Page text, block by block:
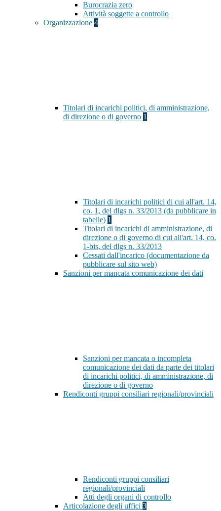
Burocrazia zero
Attività soggette a controllo
Organizzazione 4
Titolari di incarichi politici, di amministrazione,
di direzione o di governo 1
Titolari di incarichi politici di cui all'art. 14,
co. 1, del dlgs n. 33/2013 (da pubblicare in
tabelle) 1
Titolari di incarichi di amministrazione, di
direzione o di governo di cui all'art. 14, co.
1-bis, del dlgs n. 33/2013
Cessati dall'incarico (documentazione da
pubblicare sul sito web)
Sanzioni per mancata comunicazione dei dati
Sanzioni per mancata o incompleta
comunicazione dei dati da parte dei titolari
di incarichi politici, di amministrazione, di
direzione o di governo
Rendiconti gruppi consiliari regionali/provinciali
Rendiconti gruppi consiliari
regionali/provinciali
Atti degli organi di controllo
Articolazione degli uffici 3